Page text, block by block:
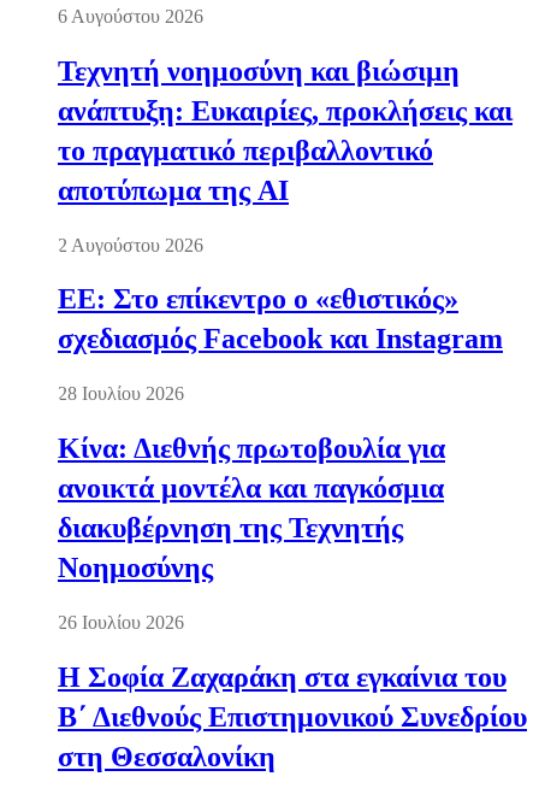
6 Αυγούστου 2026
Τεχνητή νοημοσύνη και βιώσιμη
ανάπτυξη: Ευκαιρίες, προκλήσεις και
το πραγματικό περιβαλλοντικό
αποτύπωμα της AI
2 Αυγούστου 2026
ΕΕ: Στο επίκεντρο ο «εθιστικός»
σχεδιασμός Facebook και Instagram
28 Ιουλίου 2026
Κίνα: Διεθνής πρωτοβουλία για
ανοικτά μοντέλα και παγκόσμια
διακυβέρνηση της Τεχνητής
Νοημοσύνης
26 Ιουλίου 2026
Η Σοφία Ζαχαράκη στα εγκαίνια του
Β΄ Διεθνούς Επιστημονικού Συνεδρίου
στη Θεσσαλονίκη